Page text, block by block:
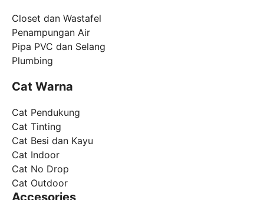
Closet dan Wastafel
Penampungan Air
Pipa PVC dan Selang
Plumbing
Cat Warna
Cat Pendukung
Cat Tinting
Cat Besi dan Kayu
Cat Indoor
Cat No Drop
Cat Outdoor
Accesories